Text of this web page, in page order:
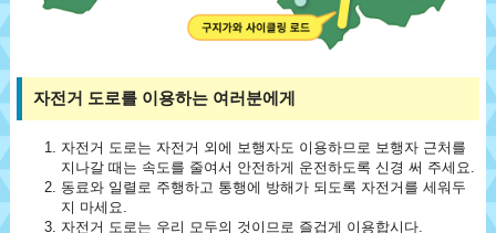
자전거 도로를 이용하는 여러분에게
자전거 도로는 자전거 외에 보행자도 이용하므로 보행자 근처를
지나갈 때는 속도를 줄여서 안전하게 운전하도록 신경 써 주세요.
동료와 일렬로 주행하고 통행에 방해가 되도록 자전거를 세워두
지 마세요.
자전거 도로는 우리 모두의 것이므로 즐겁게 이용합시다.